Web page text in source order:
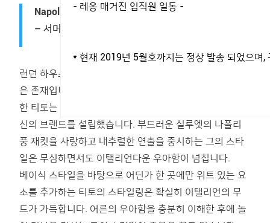
- 레옹 매거진 임직원 일동 -
* 현재 2019년 5월호까지는 정상 발송 되었으며
Napoli 티토 알레그레토 (‘티토 알레그레토’ 창립자)
– 서머 재킷 스타일링
런던 하우스는 이탈리아 테일러링의 역사에서 레전드 같
은 존재입니다. 15세부터 런던 하우스에서 커리어를 시작
한 티토는 몇몇 유명 브랜드에서 실력을 닦은 후드디어 자
신의 브랜드를 설립했습니다. 부드러운 실루엣의 나폴리
풍 재킷을 사랑하고 내추럴한 연출을 중시하는 그의 스타
일은 무심하면서도 이탤리언다운 우아함이 넘칩니다.
베이식 스타일을 바탕으로 어딘가 한 곳에만 위트 있는 요
소를 추가하는 티토의 스타일링은 확실히 이탤리언의 무
드가 가득합니다. 어른의 우아함을 충분히 이해한 후에 놀